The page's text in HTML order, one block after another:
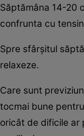
Săptămâna 14-20
confrunta cu
Spre sfârşitul
relaxeze.
Care sunt
tocmai bune
oricât de dificile ar